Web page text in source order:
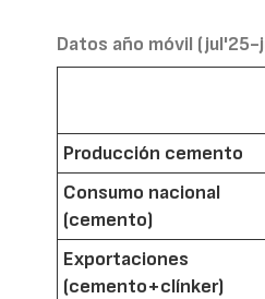
Datos año móvil
Producción cemento
Consumo nacional
(cemento)
Exportaciones
(cemento+clínker)